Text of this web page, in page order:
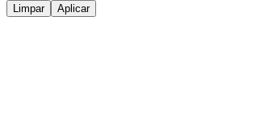
Limpar Aplicar